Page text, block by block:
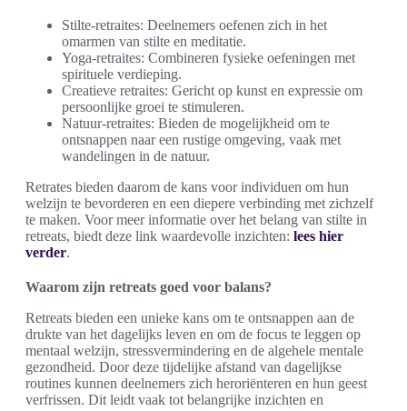
Stilte-retraites: Deelnemers oefenen zich in het
omarmen van stilte en meditatie.
Yoga-retraites: Combineren fysieke oefeningen met
spirituele verdieping.
Creatieve retraites: Gericht op kunst en expressie om
persoonlijke groei te stimuleren.
Natuur-retraites: Bieden de mogelijkheid om te
ontsnappen naar een rustige omgeving, vaak met
wandelingen in de natuur.
Retrates bieden daarom de kans voor individuen om hun
welzijn te bevorderen en een diepere verbinding met zichzelf
te maken. Voor meer informatie over het belang van stilte in
retreats, biedt deze link waardevolle inzichten: lees hier
verder.
Waarom zijn retreats goed voor balans?
Retreats bieden een unieke kans om te ontsnappen aan de
drukte van het dagelijks leven en om de focus te leggen op
mentaal welzijn, stressvermindering en de algehele mentale
gezondheid. Door deze tijdelijke afstand van dagelijkse
routines kunnen deelnemers zich heroriënteren en hun geest
verfrissen. Dit leidt vaak tot belangrijke inzichten en